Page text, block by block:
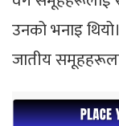
उनको भनाइ
जातीय